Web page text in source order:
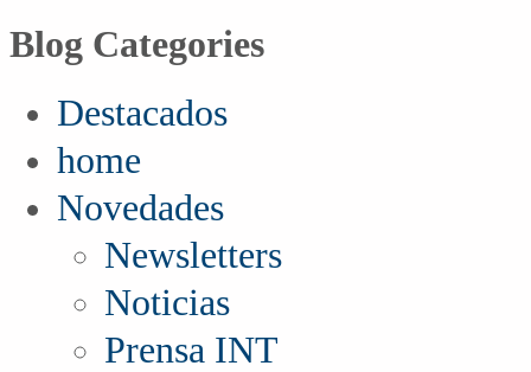
Blog Categories
Destacados
home
Novedades
Newsletters
Noticias
Prensa INT